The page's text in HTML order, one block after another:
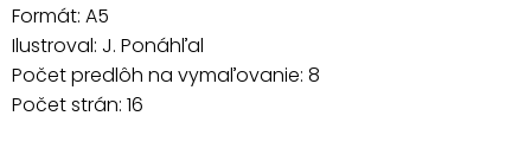
Formát: A5
Ilustroval: J. Ponáhľal
Počet predlôh na vymaľovanie: 8
Počet strán: 16